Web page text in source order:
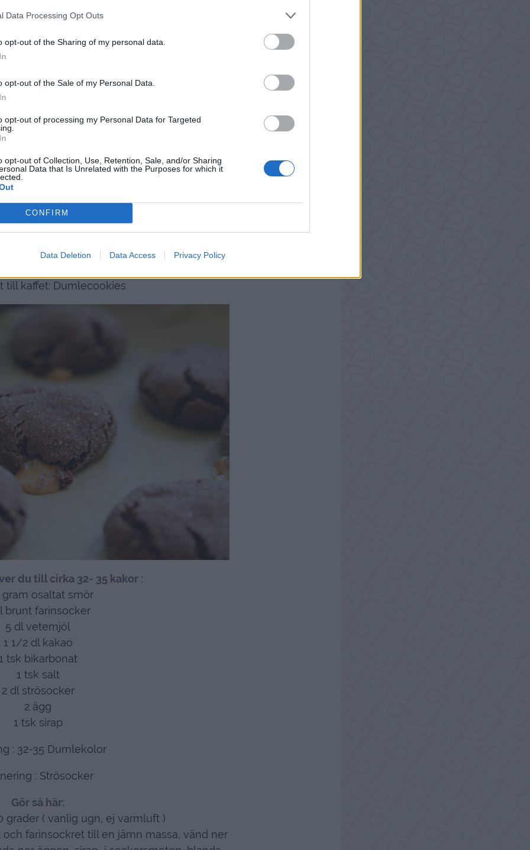
Data Processing Opt Outs
opt-out of the Sharing of my personal data.
opt-out of the Sale of my Personal Data.
opt-out of processing my Personal Data for Targeted
opt-out of Collection, Use, Retention, Sale, and/or Sharing
Data that Is Unrelated with the Purposes for which it
CONFIRM
Data Deletion Data Access Privacy Policy
sockerärter
den ska tillagas. Dela den i 4 delar och
koksnöre runt varje köttbit.
under stektiden. Hetta upp en panna
och doftar nötigt lägger du ner det i panna.
sida och runt om, köttet ska upp i cirka 60
på hur rosa du vill ha köttet )
och smörslungade sockerärtor
* * * * * * * * * * * * * * *
till kaffet: Dumlecookies
du till cirka 32- 35 kakor :
gram osaltat smör
brunt farinsocker
5 dl vetemjöl
1 1/2 dl kakao
1 tsk bikarbonat
1 tsk salt
2 dl strösocker
2 ägg
1 tsk sirap
: 32-35 Dumlekolor
: Strösocker
Gör så här:
grader ( vanlig ugn, ej varmluft )
farinsockret till en jämn massa, vänd ner